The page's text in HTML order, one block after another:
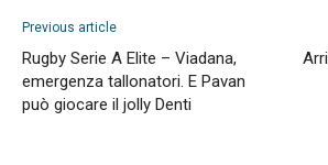
Previous article
Rugby Serie A Elite – Viadana,
emergenza tallonatori. E Pavan
può giocare il jolly Denti